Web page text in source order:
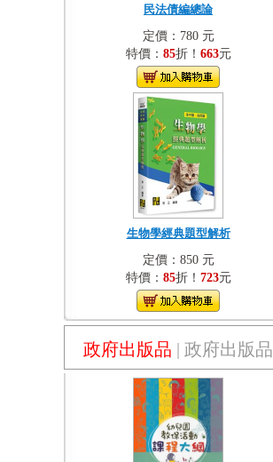
民法債編總論
定價：780 元
特價： 85折！ 663元
生物學經典題型解析
定價：850 元
特價： 85折！ 723元
政府出版品 | 政府出版品